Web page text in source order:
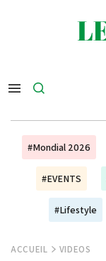
#Mondial 2026
#EVENTS
#Lifestyle
ACCUEIL VIDEOS